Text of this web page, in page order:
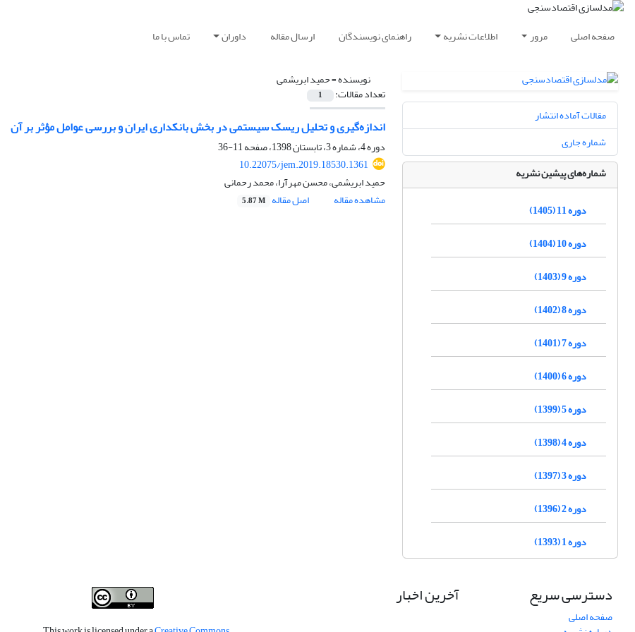
صفحه اصلی مرور اطلاعات نشریه راهنمای نویسندگان ارسال مقاله داوران تماس با ما
نویسنده =حمید ابریشمی
تعداد مقالات: 1
اندازه‌گیری و تحلیل ریسک سیستمی در بخش بانکداری ایران و بررسی عوامل مؤثر بر آن
دوره 4، شماره 3، تابستان 1398، صفحه
11-36
10.22075/jem.2019.18530.1361
حمید ابریشمی، محسن مهرآرا، محمد رحمانی
مشاهده مقاله
اصل مقاله 5.87 M
مقالات آماده انتشار
شماره جاری
شماره‌های پیشین نشریه
دوره 11 (1405)
دوره 10 (1404)
دوره 9 (1403)
دوره 8 (1402)
دوره 7 (1401)
دوره 6 (1400)
دوره 5 (1399)
دوره 4 (1398)
دوره 3 (1397)
دوره 2 (1396)
دوره 1 (1393)
دسترسی سریع
صفحه اصلی
آخرین اخبار